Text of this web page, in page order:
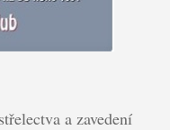
a zavedení